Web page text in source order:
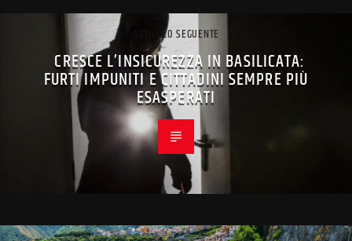
ARTICOLO SEGUENTE
CRESCE L’INSICUREZZA IN BASILICATA:
FURTI IMPUNITI E CITTADINI SEMPRE PIÙ
ESASPERATI